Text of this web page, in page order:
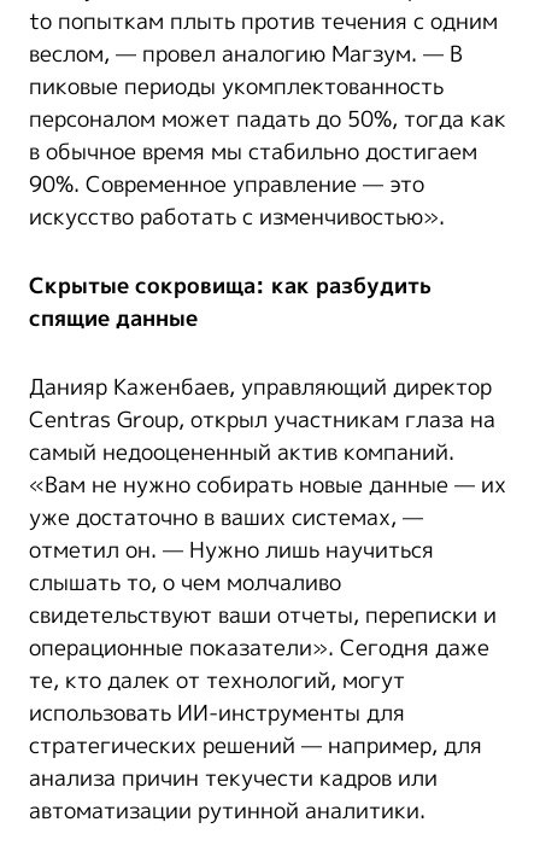
to попыткам плыть против течения с одним
веслом, — провел аналогию Магзум. — В
пиковые периоды укомплектованность
персоналом может падать до 50%, тогда как
в обычное время мы стабильно достигаем
90%. Современное управление — это
искусство работать с изменчивостью».
Скрытые сокровища: как разбудить
спящие данные
Данияр Каженбаев, управляющий директор
Centras Group, открыл участникам глаза на
самый недооцененный актив компаний.
«Вам не нужно собирать новые данные — их
уже достаточно в ваших системах, —
отметил он. — Нужно лишь научиться
слышать то, о чем молчаливо
свидетельствуют ваши отчеты, переписки и
операционные показатели». Сегодня даже
те, кто далек от технологий, могут
использовать ИИ-инструменты для
стратегических решений — например, для
анализа причин текучести кадров или
автоматизации рутинной аналитики.